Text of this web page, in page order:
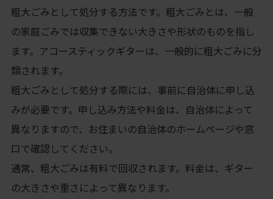
粗大ごみとして処分する方法です。粗大ごみとは、一般
の家庭ごみでは収集できない大きさや形状のものを指し
ます。アコースティックギターは、一般的に粗大ごみに分
類されます。
粗大ごみとして処分する際には、事前に自治体に申し込
みが必要です。申し込み方法や料金は、自治体によって
異なりますので、お住まいの自治体のホームページや窓
口で確認してください。
通常、粗大ごみは有料で回収されます。料金は、ギター
の大きさや重さによって異なります。